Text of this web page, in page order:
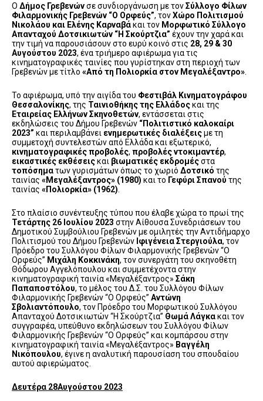
O Δήμος Γρεβενώνσε συνδιοργάνωση με τονΣύλλογο Φίλων
Φιλαρμονικής Γρεβενών “Ο Ορφεύς”, τονΧώρο Πολιτισμού
Νικολάου και Ελένης Καρναβάκαι τον Μορφωτικό Σύλλογο
Απανταχού Δοτσικιωτών “Η Σκούρτζια” έχουν την χαρά και
την τιμή να παρουσιάσουν στο ευρύ κοινό στις 28, 29 & 30
Αυγούστου 2023, ένα τριήμερο αφιέρωμα για τις
κινηματογραφικές ταινίες που γυρίστηκαν στη περιοχή των
Γρεβενών με τίτλο «Από τη Πολιορκία στον Μεγαλέξαντρο»
Το αφιέρωμα, υπό την αιγίδα του Φεστιβάλ Κινηματογράφου
Θεσσαλονίκης, της Ταινιοθήκης της Ελλάδοςκαι της
Εταιρείας Ελλήνων Σκηνοθετών, εντάσσεται στις
εκδηλώσεις του Δήμου Γρεβενών “Πολιτιστικό καλοκαίρι
2023” και περιλαμβάνει ενημερωτικές διαλέξειςμε τη
συμμετοχή συντελεστών από Ελλάδα και εξωτερικό,
κινηματογραφικές προβολές, προβολές ντοκιμαντέρ,
εικαστικές εκθέσειςκαι βιωματικές εκδρομέςστα
τοπόσηματων γυρισμάτων όπως το χωριό Δοτσικό της
ταινίας «Μεγαλέξαντρος» (1980) και το Γεφύρι Σπανού της
ταινίας «Πολιορκία» (1962)
Στο πλαίσιο συνέντευξης τύπου που έλαβε χώρα το πρωί της
Τετάρτης 26 Ιουλίου 2023 στην Αίθουσα Συνεδριάσεων του
Δημοτικού Συμβούλιου Γρεβενών με ομιλητές την Αντιδήμαρχο
Πολιτισμού του Δήμου Γρεβενών Ιφιγένεια Στεργιούλα, τον
Πρόεδρο του Συλλόγου Φίλων Φιλαρμονικής Γρεβενών “O
Ορφεύς” Μιχάλη Κοκκινάκη, τον συνεργάτη του σκηνοθέτη
Θόδωρου Αγγελόπουλου και συμμετέχοντα στην
κινηματογραφική ταινία «Μεγαλέξαντρος» Σάκη
Παπαποστόλου, το μέλος του Δ.Σ. του Συλλόγου Φίλων
Φιλαρμονικής Γρεβενών “Ο Ορφεύς” Αντώνη
Σβολιαντόπουλο, τον Πρόεδρο του Μορφωτικού Συλλόγου
Απανταχού Δοτσικιωτών “Η Σκούρτζια” Θωμά Λάγκακαι τον
συγγραφέα, υπεύθυνο εκδηλώσεων του Συλλόγου Φίλων
Φιλαρμονικής Γρεβενών “Ο Ορφεύς” και κομπάρσου στην
κινηματογραφική ταινία «Μεγαλέξαντρος» Βαγγέλη
Νικόπουλου, έγινε η αναλυτική παρουσίαση του σπουδαίου
αυτού αφιερώματος.
Δευτέρα 28Αυγούστου 2023